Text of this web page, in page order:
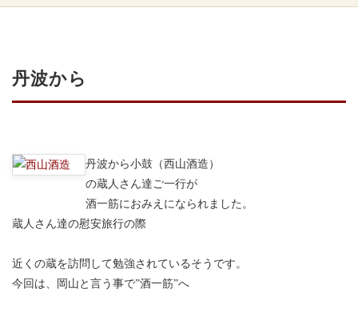
丹波から
丹波から小鼓（西山酒造）
の蔵人さん達ご一行が
酒一筋におみえになられました。
蔵人さん達の慰安旅行の際
近くの蔵を訪問して勉強されているそうです。
今回は、岡山と言う事で”酒一筋”へ